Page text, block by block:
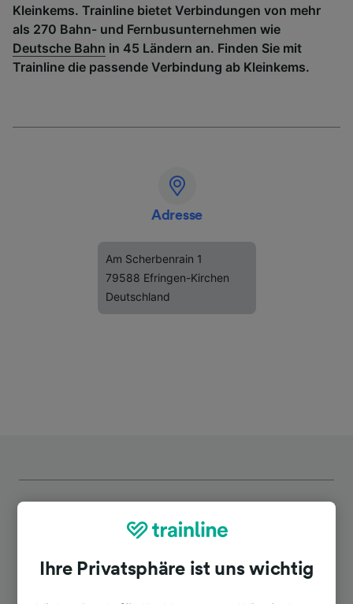
Kleinkems. Trainline bietet Verbindungen von mehr
als 270 Bahn- und Fernbusunternehmen wie
Deutsche Bahn in 45 Ländern an. Finden Sie mit
Trainline die passende Verbindung ab Kleinkems.
Adresse
Am Scherbenrain 1
79588 Efringen-Kirchen
Deutschland
Ihre Privatsphäre ist uns wichtig